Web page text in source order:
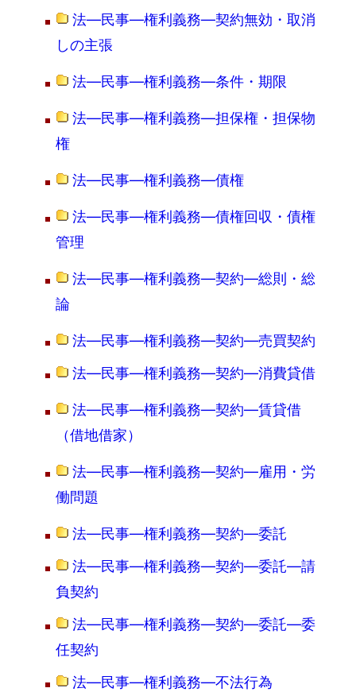
法―民事―権利義務―契約無効・取消
しの主張
法―民事―権利義務―条件・期限
法―民事―権利義務―担保権・担保物
権
法―民事―権利義務―債権
法―民事―権利義務―債権回収・債権
管理
法―民事―権利義務―契約―総則・総
論
法―民事―権利義務―契約―売買契約
法―民事―権利義務―契約―消費貸借
法―民事―権利義務―契約―賃貸借
（借地借家）
法―民事―権利義務―契約―雇用・労
働問題
法―民事―権利義務―契約―委託
法―民事―権利義務―契約―委託―請
負契約
法―民事―権利義務―契約―委託―委
任契約
法―民事―権利義務―不法行為